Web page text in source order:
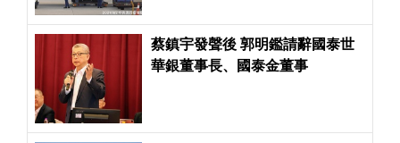
蔡鎮宇發聲後 郭明鑑請辭國泰世
華銀董事長、國泰金董事